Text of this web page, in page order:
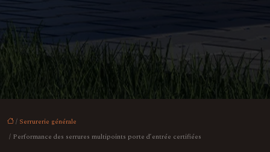
/ Serrurerie générale
/ Performance des serrures multipoints porte d’entrée certifiées